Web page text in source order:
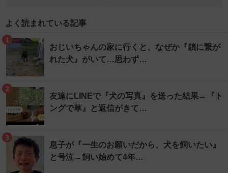
よく読まれている記事
1
おじいちゃんの家に行くと、なぜか『鎖に繋が
れた犬』がいて…思わず…
2
友達にLINEで『犬の写真』を送った結果→『ト
ングで草』と返信がきて…
3
息子が『一生のお願いだから、犬を飼いたい』
と号泣→飼い始めて4年…